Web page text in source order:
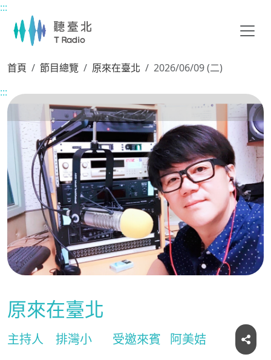
主要內容區塊
:::
首頁 節目總覽 原來在臺北
2026/06/09 (二)
:::
原來在臺北
主持人
排灣小
受邀來賓
阿美姞